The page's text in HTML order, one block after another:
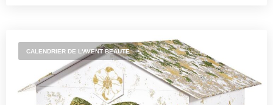
CALENDRIER DE L'AVENT BEAUTE